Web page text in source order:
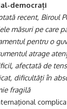
democrați
recent, Biroul
măsuri pe care
pentru o
atrage
afectată de
dificultăți în
fragilă